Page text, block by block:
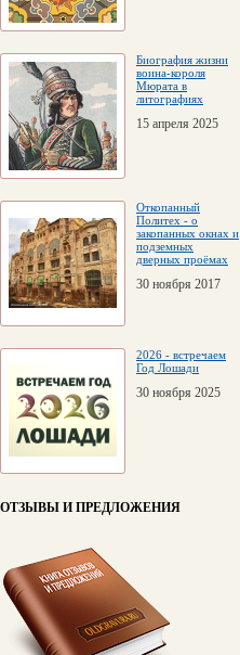
Биография жизни
воина-короля
Мюрата в
литографиях
15 апреля 2025
Откопанный
Политех - о
закопанных окнах и
подземных
дверных проёмах
30 ноября 2017
2026 - встречаем
Год Лошади
30 ноября 2025
ОТЗЫВЫ И ПРЕДЛОЖЕНИЯ